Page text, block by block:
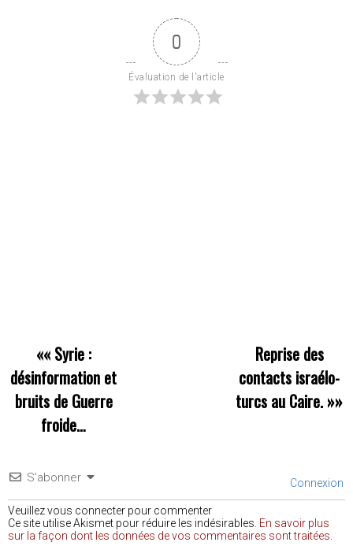
0
Évaluation de l'article
«« Syrie :
désinformation et
bruits de Guerre
froide…
Reprise des
contacts israélo-
turcs au Caire. »»
S’abonner Connexion
Veuillez vous connecter pour commenter
Ce site utilise Akismet pour réduire les indésirables. En savoir plus
sur la façon dont les données de vos commentaires sont traitées